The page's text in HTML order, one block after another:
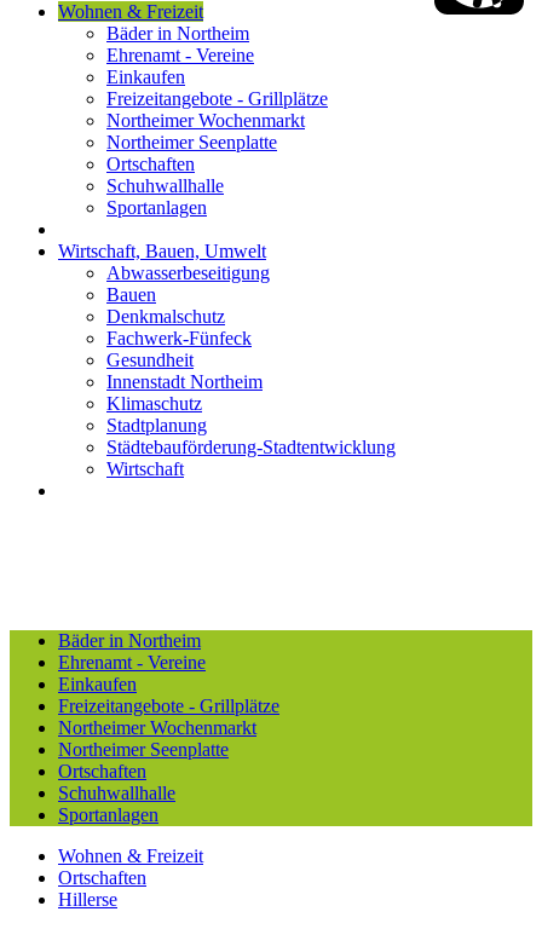
Wohnen & Freizeit
Bäder in Northeim
Ehrenamt - Vereine
Einkaufen
Freizeitangebote - Grillplätze
Northeimer Wochenmarkt
Northeimer Seenplatte
Ortschaften
Schuhwallhalle
Sportanlagen
Wirtschaft, Bauen, Umwelt
Abwasserbeseitigung
Bauen
Denkmalschutz
Fachwerk-Fünfeck
Gesundheit
Innenstadt Northeim
Klimaschutz
Stadtplanung
Städtebauförderung-Stadtentwicklung
Wirtschaft
Bäder in Northeim
Ehrenamt - Vereine
Einkaufen
Freizeitangebote - Grillplätze
Northeimer Wochenmarkt
Northeimer Seenplatte
Ortschaften
Schuhwallhalle
Sportanlagen
Wohnen & Freizeit
Ortschaften
Hillerse